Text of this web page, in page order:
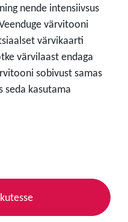
nende intensiivsus
värvitooni
värvikaarti
värvilaast endaga
sobivust samas
seda kasutama